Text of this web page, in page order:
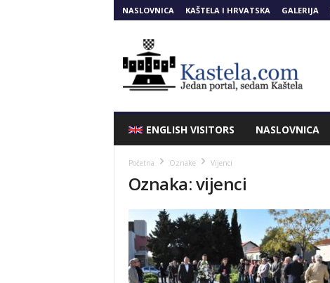
NASLOVNICA KAŠTELA I HRVATSKA GALERIJA
ENGLISH VISITORS NASLOVNICA
Početna Oznake Vijenci
Oznaka: vijenci